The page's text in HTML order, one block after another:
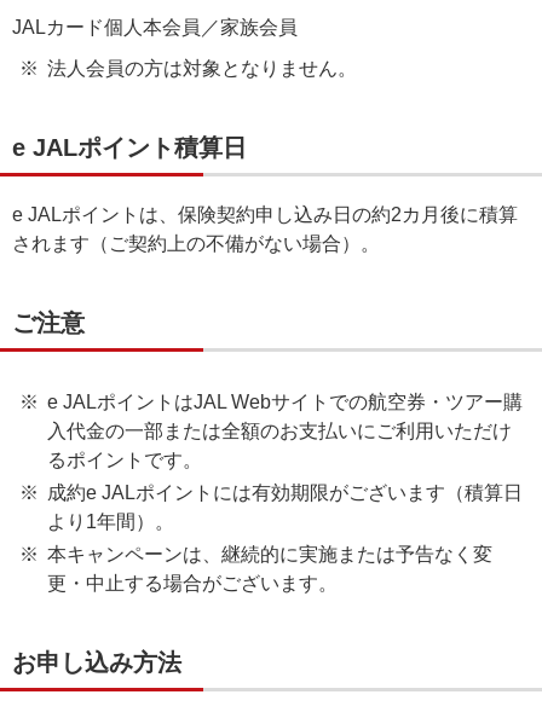
JALカード個人本会員／家族会員
法人会員の方は対象となりません。
e JALポイント積算日
e JALポイントは、保険契約申し込み日の約2カ月後に積算
されます（ご契約上の不備がない場合）。
ご注意
e JALポイントはJAL Webサイトでの航空券・ツアー購
入代金の一部または全額のお支払いにご利用いただけ
るポイントです。
成約e JALポイントには有効期限がございます（積算日
より1年間）。
本キャンペーンは、継続的に実施または予告なく変
更・中止する場合がございます。
お申し込み方法